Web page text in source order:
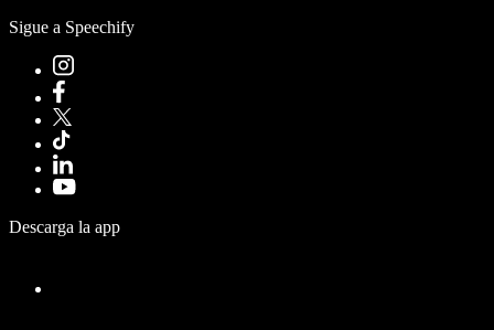
Sigue a Speechify
Descarga la app